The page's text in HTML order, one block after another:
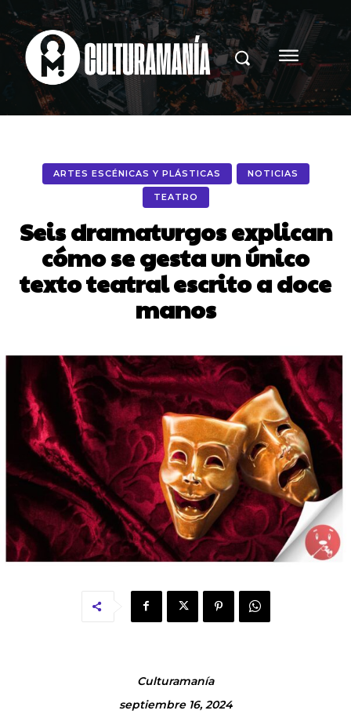
ARTES ESCÉNICAS Y PLÁSTICAS NOTICIAS
TEATRO
Seis dramaturgos explican
cómo se gesta un único
texto teatral escrito a doce
manos
Culturamanía
septiembre 16, 2024